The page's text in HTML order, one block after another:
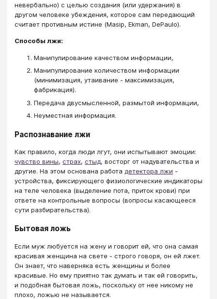
невербально) с целью создания (или удержания) в
другом человеке убеждения, которое сам передающий
считает противным истине (Masip, Ekman, DePaulo).
Способы лжи:
Манипулирование качеством информации,
Манипулирование количеством информации
(минимизация, утаивание - максимизация,
фабрикация).
Передача двусмысленной, размытой информации,
Неуместная информация.
Распознавание лжи
Как правило, когда люди лгут, они испытывают эмоции:
чувство вины, страх, стыд, восторг от надувательства и
другие. На этом основана работа детектора лжи -
устройства, фиксирующего физиологические индикаторы
на теле человека (выделение пота, приток крови) при
ответе на контрольные вопросы (вопросы касающееся
сути разбирательства).
Бытовая ложь
Если муж любуется на жену и говорит ей, что она самая
красивая женщина на свете - строго говоря, он ей лжет.
Он знает, что наверняка есть женщины и более
красивые. Но ему приятно так думать и так ей говорить,
и подобная бытовая ложь, поскольку от нее никому не
плохо, ложью не называется.